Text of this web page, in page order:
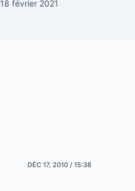
18 février 2021
DÉC 17, 2010 / 15:38